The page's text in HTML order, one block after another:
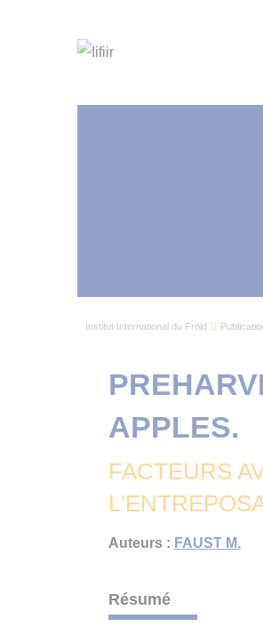
Institut International du Froid
FACTEURS
APPLES.
Auteurs : FAUST M.
Résumé